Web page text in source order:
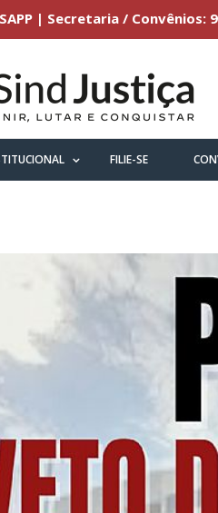
| Secretaria /
FILIE-SE